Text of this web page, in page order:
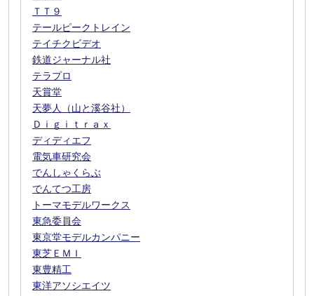
ＴＴ９
テールピークトレイン
テイチクビデオ
鉄道ジャーナル社
テラプロ
天賞堂
天夢人（山と溪谷社）
Ｄｉｇｉｔｒａｘ
ディディエフ
電気車研究会
でんしゃくらぶ
でんてつ工房
トーマモデルワークス
東急委員会
東京堂モデルカンパニー
東芝ＥＭＩ
東豊精工
東洋アソシエイツ